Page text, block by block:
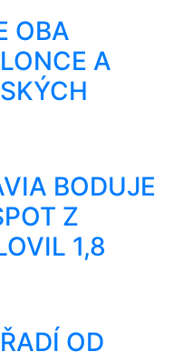
OBA
A
BODUJE
Z
1,8
OD